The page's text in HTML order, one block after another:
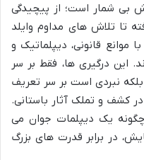
شمار است؛ از پیچیدگی
تا تلاش های مداوم وایلد
موانع قانونی، دیپلماتیک و
درگیری ها، فقط بر سر
نبردی است بر سر تعریف
کشف و تملک آثار باستانی.
یک دیپلمات جوان می
در برابر قدرت های بزرگ